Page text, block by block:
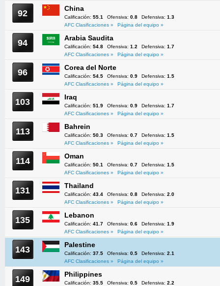
92 China
Calificación: 55.1 Ofensiva: 0.8 Defensiva: 1.3
AFC Clasificaciones »
Página del equipo »
94 Arabia Saudita
Calificación: 54.8 Ofensiva: 1.2 Defensiva: 1.7
AFC Clasificaciones »
Página del equipo »
96 Corea del Norte
Calificación: 54.5 Ofensiva: 0.9 Defensiva: 1.5
AFC Clasificaciones »
Página del equipo »
103 Iraq
Calificación: 51.9 Ofensiva: 0.9 Defensiva: 1.7
AFC Clasificaciones »
Página del equipo »
113 Bahrein
Calificación: 50.3 Ofensiva: 0.7 Defensiva: 1.5
AFC Clasificaciones »
Página del equipo »
114 Oman
Calificación: 50.1 Ofensiva: 0.7 Defensiva: 1.5
AFC Clasificaciones »
Página del equipo »
131 Thailand
Calificación: 43.4 Ofensiva: 0.8 Defensiva: 2.0
AFC Clasificaciones »
Página del equipo »
135 Lebanon
Calificación: 41.7 Ofensiva: 0.6 Defensiva: 1.9
AFC Clasificaciones »
Página del equipo »
143 Palestine
Calificación: 37.5 Ofensiva: 0.5 Defensiva: 2.1
AFC Clasificaciones »
Página del equipo »
149 Philippines
Calificación: 35.5 Ofensiva: 0.5 Defensiva: 2.2